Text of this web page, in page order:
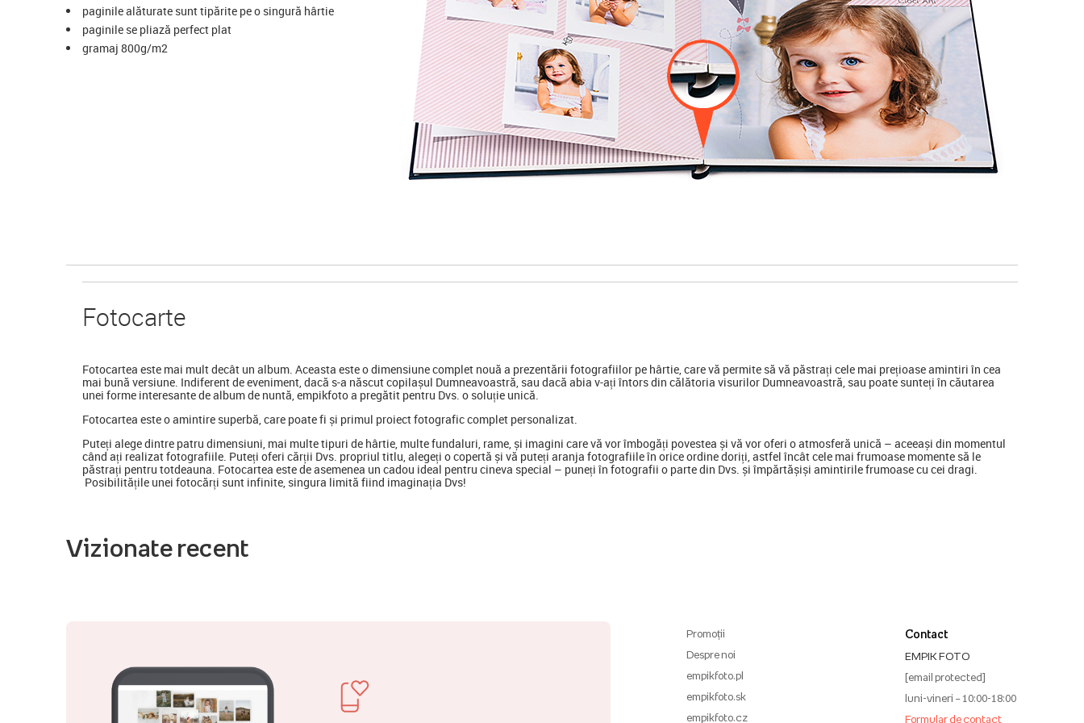
paginile alăturate sunt tipărite pe o singură hârtie
paginile se pliază perfect plat
gramaj 800g/m2
Fotocarte
Fotocartea este mai mult decât un album. Aceasta este o dimensiune complet nouă a prezentării fotografiilor pe hârtie, care vă permite să vă păstrați cele mai prețioase amintiri în cea
mai bună versiune. Indiferent de eveniment, dacă s-a născut copilașul Dumneavoastră, sau dacă abia v-ați întors din călătoria visurilor Dumneavoastră, sau poate sunteți în căutarea
unei forme interesante de album de nuntă, empikfoto a pregătit pentru Dvs. o soluție unică.
Fotocartea este o amintire superbă, care poate fi și primul proiect fotografic complet personalizat.
Puteți alege dintre patru dimensiuni, mai multe tipuri de hârtie, multe fundaluri, rame, și imagini care vă vor îmbogăți povestea și vă vor oferi o atmosferă unică – aceeași din momentul
când ați realizat fotografiile. Puteți oferi cărții Dvs. propriul titlu, alegeți o copertă și vă puteți aranja fotografiile în orice ordine doriți, astfel încât cele mai frumoase momente să le
păstrați pentru totdeauna. Fotocartea este de asemenea un cadou ideal pentru cineva special – puneți în fotografii o parte din Dvs. și împărtășiși amintirile frumoase cu cei dragi.
Posibilitățile unei fotocărți sunt infinite, singura limită fiind imaginația Dvs!
Vizionate recent
Promoții
Despre noi
empikfoto.pl
empikfoto.sk
empikfoto.cz
Contact
EMPIK FOTO
[email protected]
luni-vineri – 10:00-18:00
Formular de contact